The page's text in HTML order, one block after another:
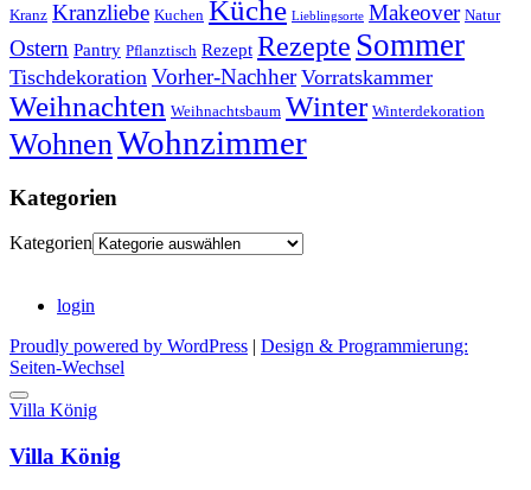
Kranz Kranzliebe Kuchen Küche Lieblingsorte Makeover Natur
Ostern Pantry Pflanztisch Rezept Rezepte Sommer
Tischdekoration Vorher-Nachher Vorratskammer
Weihnachten Weihnachtsbaum Winter Winterdekoration
WohnenWohnzimmer
Kategorien
Kategorien
login
Proudly powered by WordPress
Design & Programmierung:
Seiten-Wechsel
Villa König
Villa König